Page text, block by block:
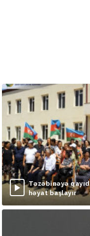
Təzəbinəyə
həyat başlayır